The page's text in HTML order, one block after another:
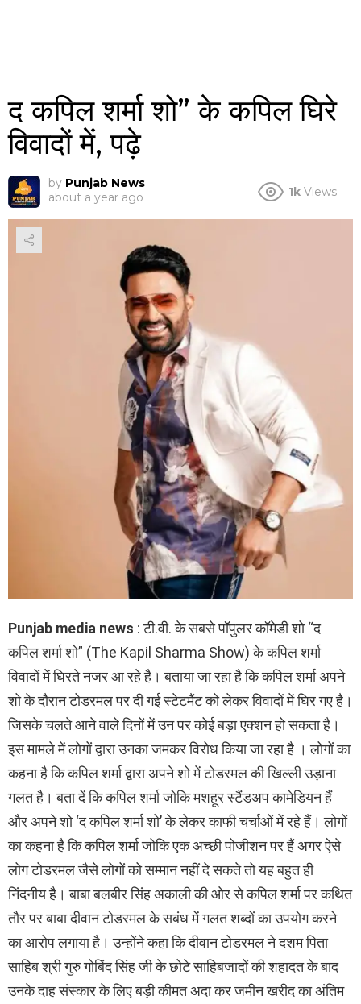
द कपिल शर्मा शो” के कपिल घिरे
विवादों में, पढ़े
by Punjab News
about a year ago
1k Views
Punjab media news : टी.वी. के सबसे पॉपुलर कॉमेडी शो “द
कपिल शर्मा शो” (The Kapil Sharma Show) के कपिल शर्मा
विवादों में घिरते नजर आ रहे है। बताया जा रहा है कि कपिल शर्मा अपने
शो के दौरान टोडरमल पर दी गई स्टेटमैंट को लेकर विवादों में घिर गए है।
जिसके चलते आने वाले दिनों में उन पर कोई बड़ा एक्शन हो सकता है।
इस मामले में लोगों द्वारा उनका जमकर विरोध किया जा रहा है । लोगों का
कहना है कि कपिल शर्मा द्वारा अपने शो में टोडरमल की खिल्ली उड़ाना
गलत है। बता दें कि कपिल शर्मा जोकि मशहूर स्टैंडअप कामेडियन हैं
और अपने शो ‘द कपिल शर्मा शो’ के लेकर काफी चर्चाओं में रहे हैं। लोगों
का कहना है कि कपिल शर्मा जोकि एक अच्छी पोजीशन पर हैं अगर ऐसे
लोग टोडरमल जैसे लोगों को सम्मान नहीं दे सकते तो यह बहुत ही
निंदनीय है। बाबा बलबीर सिंह अकाली की ओर से कपिल शर्मा पर कथित
तौर पर बाबा दीवान टोडरमल के सबंध में गलत शब्दों का उपयोग करने
का आरोप लगाया है। उन्होंने कहा कि दीवान टोडरमल ने दशम पिता
साहिब श्री गुरु गोबिंद सिंह जी के छोटे साहिबजादों की शहादत के बाद
उनके दाह संस्कार के लिए बड़ी कीमत अदा कर जमीन खरीद का अंतिम